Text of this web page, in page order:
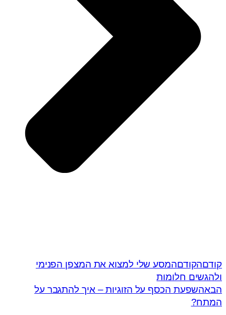
קודםהקודםהמסע שלי למצוא את המצפן הפנימי
ולהגשים חלומות
הבאהשפעת הכסף על הזוגיות – איך להתגבר על
המתח?